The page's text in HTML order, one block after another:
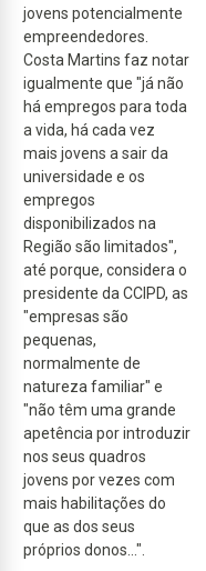
jovens potencialmente
empreendedores.
Costa Martins faz notar
igualmente que "já não
há empregos para toda
a vida, há cada vez
mais jovens a sair da
universidade e os
empregos
disponibilizados na
Região são limitados",
até porque, considera o
presidente da CCIPD, as
"empresas são
pequenas,
normalmente de
natureza familiar" e
"não têm uma grande
apetência por introduzir
nos seus quadros
jovens por vezes com
mais habilitações do
que as dos seus
próprios donos...".